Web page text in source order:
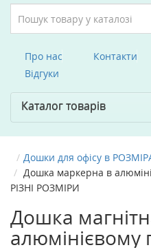
Про нас Контакти
Вiдгуки
Каталог товарів
Дошки для офісу в
Дошка маркерна в
РІЗНІ РОЗМІРИ
Дошка
алюмінієвому